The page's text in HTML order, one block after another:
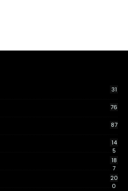
31
76
87
14
5
18
7
20
0